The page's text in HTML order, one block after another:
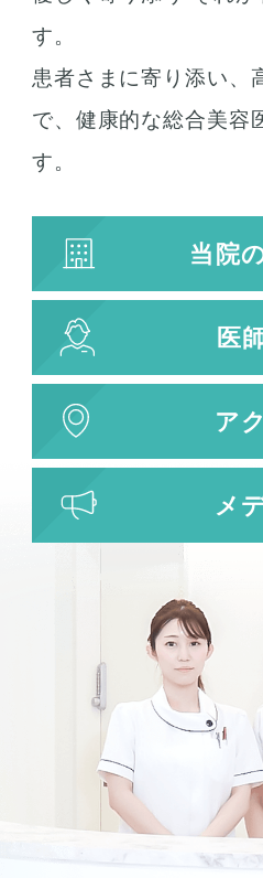
す。
患者さまに寄り添い、
で、健康的な総合美容
す。
当院
医
ア
メ